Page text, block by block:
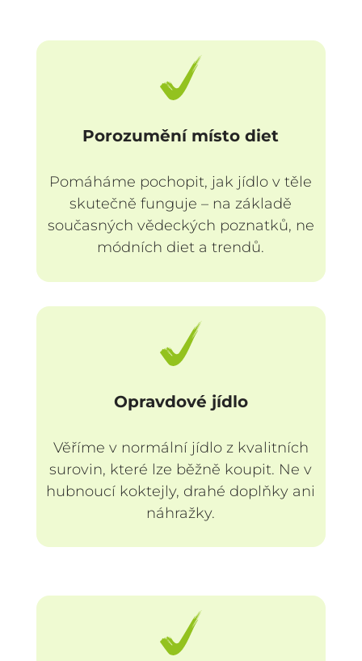
Porozumění místo diet
Pomáháme pochopit, jak jídlo v těle
skutečně funguje – na základě
současných vědeckých poznatků, ne
módních diet a trendů.
Opravdové jídlo
Věříme v normální jídlo z kvalitních
surovin, které lze běžně koupit. Ne v
hubnoucí koktejly, drahé doplňky ani
náhražky.